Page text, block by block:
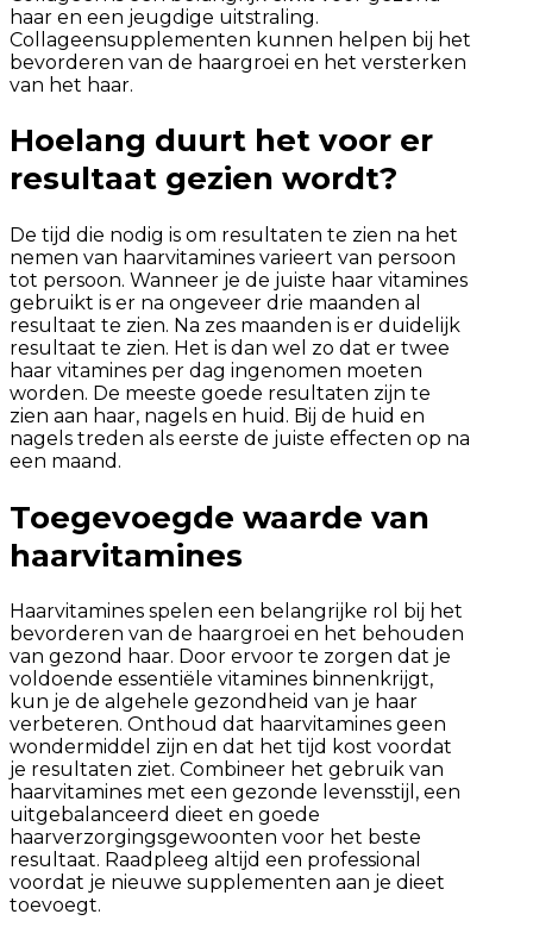
haar en een jeugdige uitstraling.
Collageensupplementen kunnen helpen bij het
bevorderen van de haargroei en het versterken
van het haar.
Hoelang duurt het voor er
resultaat gezien wordt?
De tijd die nodig is om resultaten te zien na het
nemen van haarvitamines varieert van persoon
tot persoon. Wanneer je de juiste haar vitamines
gebruikt is er na ongeveer drie maanden al
resultaat te zien. Na zes maanden is er duidelijk
resultaat te zien. Het is dan wel zo dat er twee
haar vitamines per dag ingenomen moeten
worden. De meeste goede resultaten zijn te
zien aan haar, nagels en huid. Bij de huid en
nagels treden als eerste de juiste effecten op na
een maand.
Toegevoegde waarde van
haarvitamines
Haarvitamines spelen een belangrijke rol bij het
bevorderen van de haargroei en het behouden
van gezond haar. Door ervoor te zorgen dat je
voldoende essentiële vitamines binnenkrijgt,
kun je de algehele gezondheid van je haar
verbeteren. Onthoud dat haarvitamines geen
wondermiddel zijn en dat het tijd kost voordat
je resultaten ziet. Combineer het gebruik van
haarvitamines met een gezonde levensstijl, een
uitgebalanceerd dieet en goede
haarverzorgingsgewoonten voor het beste
resultaat. Raadpleeg altijd een professional
voordat je nieuwe supplementen aan je dieet
toevoegt.